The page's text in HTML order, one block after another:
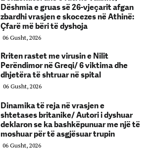
Dëshmia e gruas së 26-vjeçarit afgan
zbardhi vrasjen e skocezes në Athinë:
Çfarë më bëri të dyshoja
06 Gusht, 2026
Rriten rastet me virusin e Nilit
Perëndimor në Greqi/ 6 viktima dhe
dhjetëra të shtruar në spital
06 Gusht, 2026
Dinamika të reja në vrasjen e
shtetases britanike/ Autori i dyshuar
deklaron se ka bashkëpunuar me një të
moshuar për të asgjësuar trupin
06 Gusht, 2026